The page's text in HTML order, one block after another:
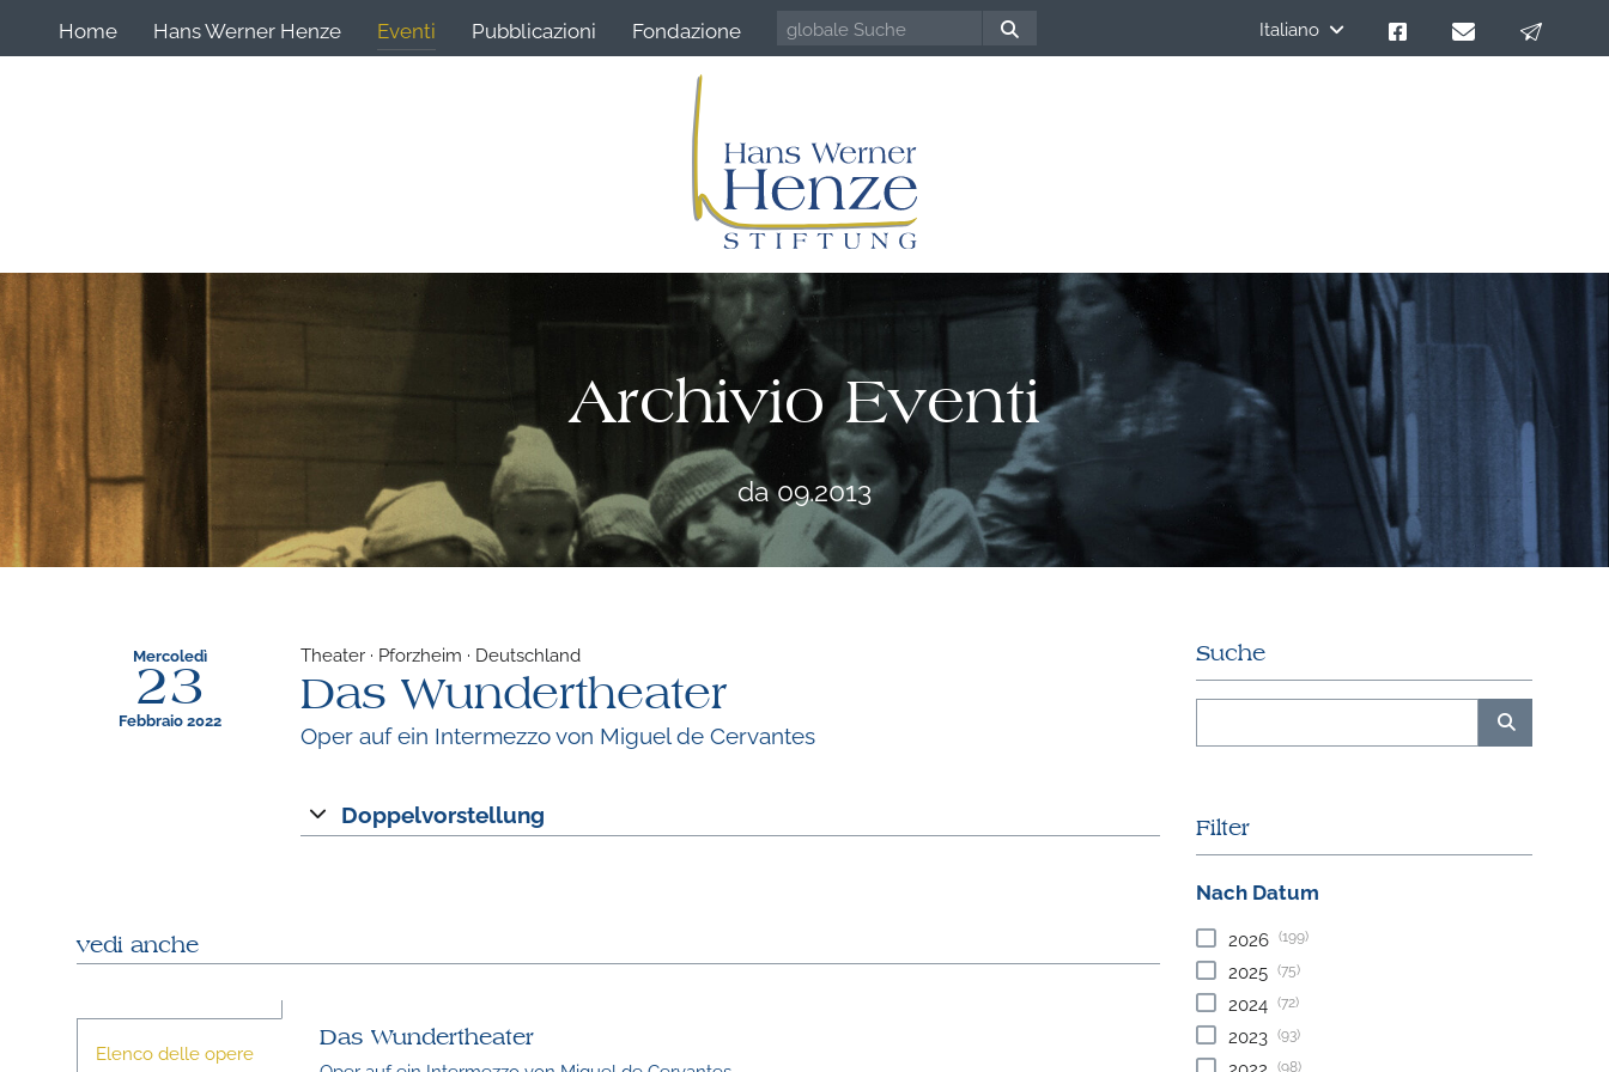
Home Hans Werner Henze Eventi Pubblicazioni Fondazione Italiano
Archivio Eventi
da 09.2013
Mercoledì
23
Febbraio 2022
Theater · Pforzheim · Deutschland
Das Wundertheater
Oper auf ein Intermezzo von Miguel de Cervantes
Doppelvorstellung
vedi anche
Elenco delle opere
Das Wundertheater
Suche
Filter
Nach Datum
2026 (199)
2025 (75)
2024 (72)
2023 (93)
2022 (98)